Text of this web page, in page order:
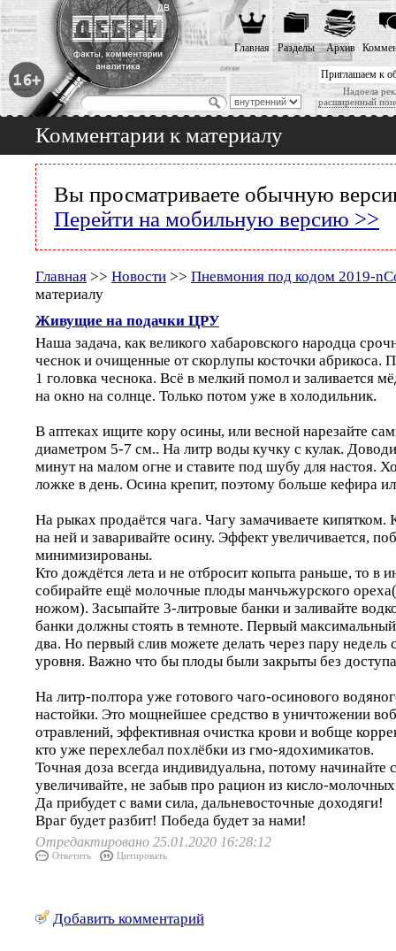
Приглашаем к
Надоела
расширенный
Главная Разделы Архив
Комментарии к материалу
Вы просматриваете обычную
Перейти на мобильную версию >>
Главная >> Новости >> Пневмония под кодом 2019-
материалу
Живущие на подачки ЦРУ
Наша задача, как великого хабаровского народца
чеснок и очищенные от скорлупы косточки абрикоса.
1 головка чеснока. Всё в мелкий помол и заливается
на окно на солнце. Только потом уже в холодильник.
В аптеках ищите кору осины, или весной нарезайте
диаметром 5-7 см.. На литр воды кучку с кулак.
минут на малом огне и ставите под шубу для настоя.
ложке в день. Осина крепит, поэтому больше кефира
На рыках продаётся чага. Чагу замачиваете кипятком.
на ней и заваривайте осину. Эффект увеличивается,
минимизированы.
Кто дождётся лета и не отбросит копыта раньше, то в
собирайте ещё молочные плоды манчьжурского
ножом). Засыпайте 3-литровые банки и заливайте
банки должны стоять в темноте. Первый
два. Но первый слив можете делать через пару недель
уровня. Важно что бы плоды были закрыты без
На литр-полтора уже готового чаго-осинового
настойки. Это мощнейшее средство в уничтожении
отравлений, эффективная очистка крови и вобще
кто уже перехлебал похлёбки из гмо-ядохимикатов.
Точная доза всегда индивидуальна, потому начинайте
увеличивайте, не забыв про рацион из кисло-
Да прибудет с вами сила, дальневосточные доходяги!
Враг будет разбит! Победа будет за нами!
Отредактировано 25.01.2020 16:28:12
Ответить Цитировать
Добавить комментарий